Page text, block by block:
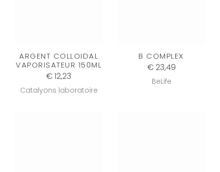
ARGENT COLLOIDAL
VAPORISATEUR 150ML
€ 12,23
Catalyons laboratoire
B COMPLEX
€ 23,49
BeLife